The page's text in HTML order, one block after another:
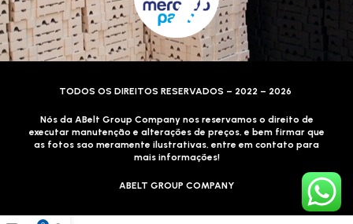
TODOS OS DIREITOS RESERVADOS – 2022 – 2026
Nós da ABelt Group Company nos reservamos o direito de
executar manutenção e alterações de preços, e bem firmar que
as fotos sao meramente ilustrativas, entre em contato para
mais informações!
ABELT GROUP COMPANY